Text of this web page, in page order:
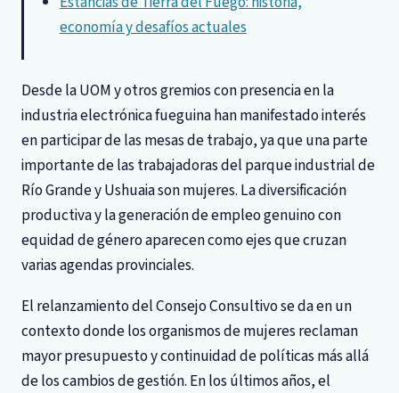
economía y desafíos actuales
Desde la UOM y otros gremios con presencia en la
industria electrónica fueguina han manifestado interés
en participar de las mesas de trabajo, ya que una parte
importante de las trabajadoras del parque industrial de
Río Grande y Ushuaia son mujeres. La diversificación
productiva y la generación de empleo genuino con
equidad de género aparecen como ejes que cruzan
varias agendas provinciales.
El relanzamiento del Consejo Consultivo se da en un
contexto donde los organismos de mujeres reclaman
mayor presupuesto y continuidad de políticas más allá
de los cambios de gestión. En los últimos años, el